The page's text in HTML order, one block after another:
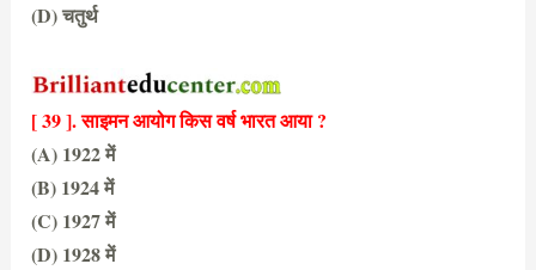
(D) चतुर्थ
[ 39 ]. साइमन आयोग किस वर्ष भारत आया ?
(A) 1922 में
(B) 1924 में
(C) 1927 में
(D) 1928 में